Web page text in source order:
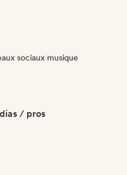
sociaux musique
/ pros